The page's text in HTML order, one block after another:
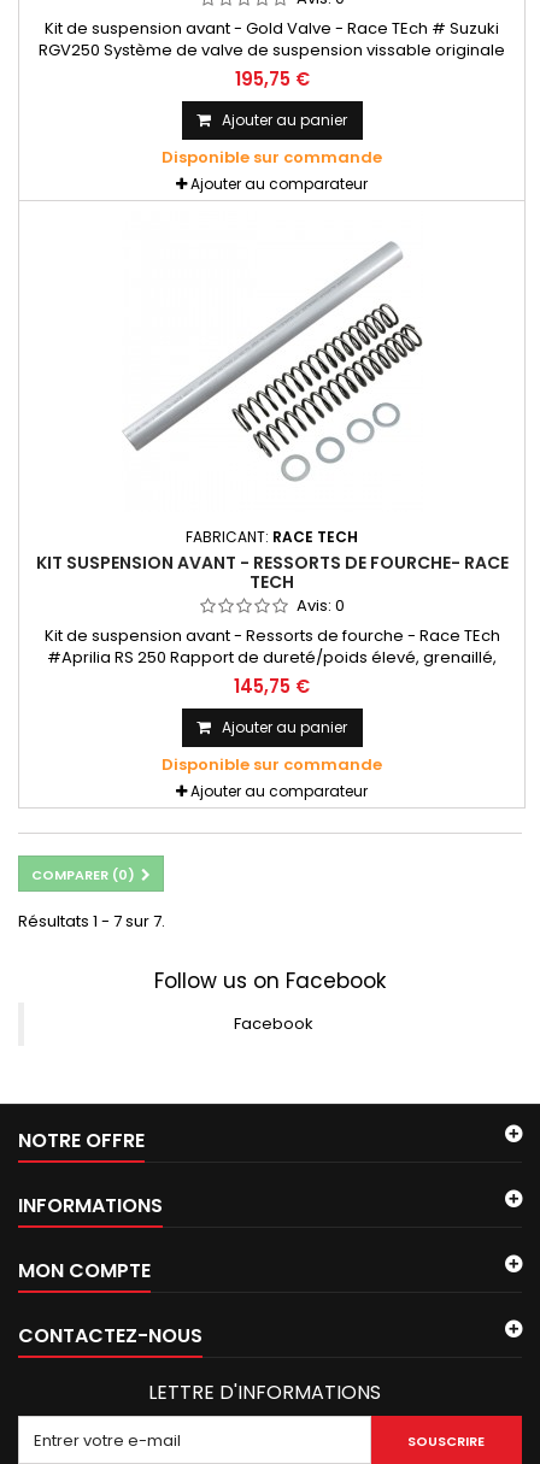
Kit de suspension avant - Gold Valve - Race TEch # Suzuki
RGV250 Système de valve de suspension vissable originale
de Race Tech pour fourche avant à cartouche. Les G2-R Gold
Valves sont des pistons à double port qui optimisent la
charge des cales tout en améliorant le débit et peuvent être
préchargées, chargées librement ou restreintes.
195,75 €
Ajouter au panier
Disponible sur commande
Ajouter au comparateur
FABRICANT: RACE TECH
KIT SUSPENSION AVANT - RESSORTS DE FOURCHE- RACE
TECH
Avis: 0
Kit de suspension avant - Ressorts de fourche - Race TEch
#Aprilia RS 250 Rapport de dureté/poids élevé, grenaillé,
avec traitement thermique et acier chromé siliconé préréglé
Degré de précision jusqu’à 2% Précision et performance
145,75 €
Ajouter au panier
Disponible sur commande
Ajouter au comparateur
COMPARER (0)
Résultats 1 - 7 sur 7.
Follow us on Facebook
Facebook
NOTRE OFFRE
INFORMATIONS
MON COMPTE
CONTACTEZ-NOUS
LETTRE D'INFORMATIONS
SOUSCRIRE